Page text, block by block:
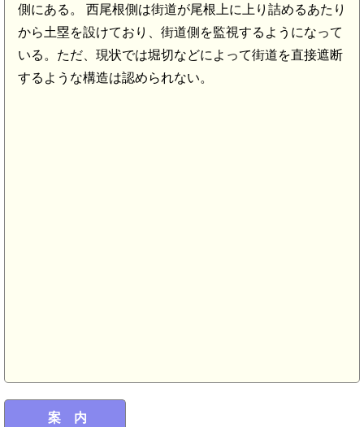
側にある。 西尾根側は街道が尾根上に上り詰めるあたり
から土塁を設けており、街道側を監視するようになって
いる。ただ、現状では堀切などによって街道を直接遮断
するような構造は認められない。
案 内